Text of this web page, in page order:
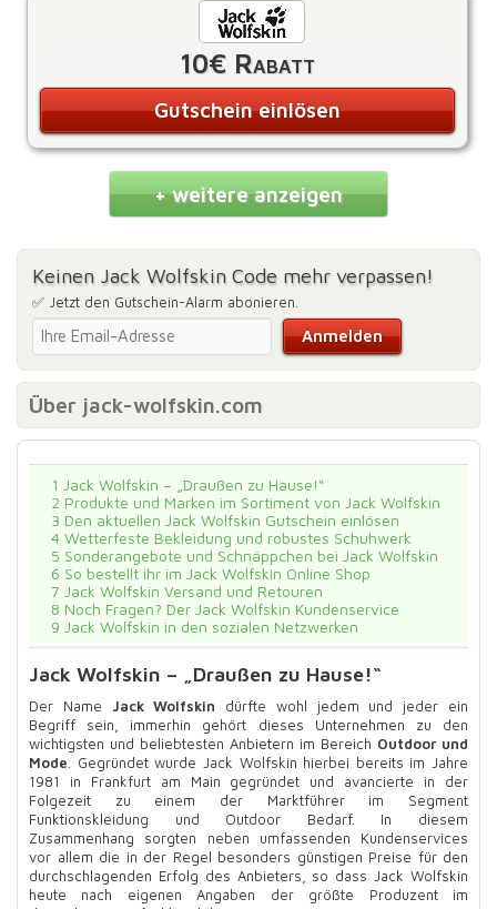
10€ Rabatt
Gutschein einlösen
+ weitere anzeigen
Keinen Jack Wolfskin Code mehr verpassen!
✅ Jetzt den Gutschein-Alarm abonieren.
Über jack-wolfskin.com
1 Jack Wolfskin – „Draußen zu Hause!“
2 Produkte und Marken im Sortiment von Jack Wolfskin
3 Den aktuellen Jack Wolfskin Gutschein einlösen
4 Wetterfeste Bekleidung und robustes Schuhwerk
5 Sonderangebote und Schnäppchen bei Jack Wolfskin
6 So bestellt ihr im Jack Wolfskin Online Shop
7 Jack Wolfskin Versand und Retouren
8 Noch Fragen? Der Jack Wolfskin Kundenservice
9 Jack Wolfskin in den sozialen Netzwerken
Jack Wolfskin – „Draußen zu Hause!“
Der Name Jack Wolfskin dürfte wohl jedem und jeder ein
Begriff sein, immerhin gehört dieses Unternehmen zu den
wichtigsten und beliebtesten Anbietern im Bereich Outdoor und
Mode . Gegründet wurde Jack Wolfskin hierbei bereits im Jahre
1981 in Frankfurt am Main gegründet und avancierte in der
Folgezeit zu einem der Marktführer im Segment
Funktionskleidung und Outdoor Bedarf. In diesem
Zusammenhang sorgten neben umfassenden Kundenservices
vor allem die in der Regel besonders günstigen Preise für den
durchschlagenden Erfolg des Anbieters, so dass Jack Wolfskin
heute nach eigenen Angaben der größte Produzent im